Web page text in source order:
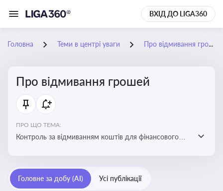
ВХІД ДО LIGA360
Головна Теми в центрі уваги Про відмивання грошей
Про відмивання грошей
ПРО ЩО ТЕМА:
Контроль за відмиванням коштів для фінансового
сплати податків. Вбудовування AML у договори та
Головне за добу (AI) Усі публікації